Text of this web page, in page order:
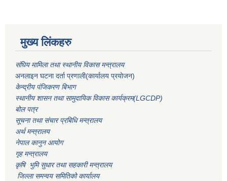
मुख्य लिंकहरु
संघिय मामिला तथा स्थानीय विकास मन्त्रालय
अनलाइन घटना दर्ता प्रणाली(कार्यालय प्रयोजन)
केन्द्रीय पंजिकरण बिभाग
स्थानीय शासन तथा सामुदायिक विकास कार्यक्रम(LGCDP)
बोल पत्र
सूचना तथा संचार प्रबिधि मन्त्रालय
अर्थ मन्त्रालय
नेपाल कानुन आयोग
गृह मन्त्रालय
कृषि भुमि सुधार तथा सहकारी मन्त्रालय
जिल्ला समन्वय समितिको कार्यालय